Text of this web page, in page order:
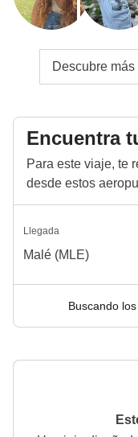
Descubre
Encuentra
Para este viaje, te
desde estos
Llegada
Malé (MLE)
Buscando